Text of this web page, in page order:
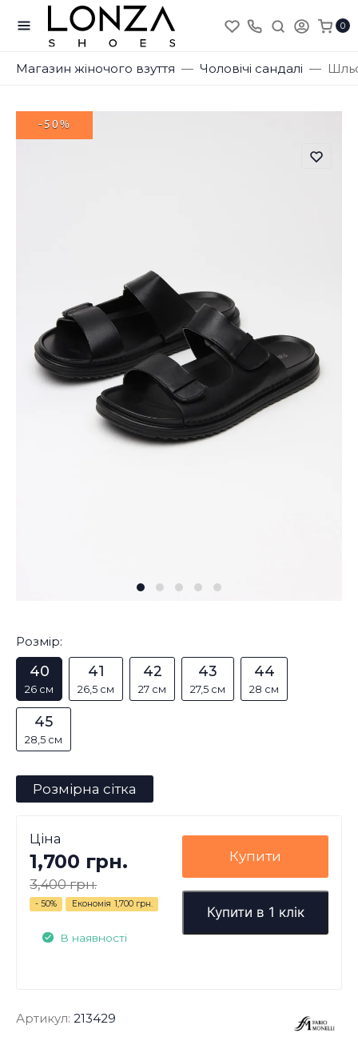
0
Магазин жіночого взуття Чоловічі сандалі
-50%
Розмір:
40
26 см
41
26,5 см
42
27 см
43
27,5 см
44
28 см
45
28,5 см
Розмірна сітка
Ціна
1,700 грн.
3,400 грн.
- 50% Економія 1,700 грн.
В наявності
Купити
Купити в 1 клік
Артикул: 213429